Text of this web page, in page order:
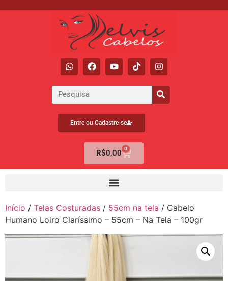
Entre ou Cadastre-se
R$0,00 0
Início / Telas Costuradas / 55cm na tela / Cabelo
Humano Loiro Claríssimo – 55cm – Na Tela – 100gr